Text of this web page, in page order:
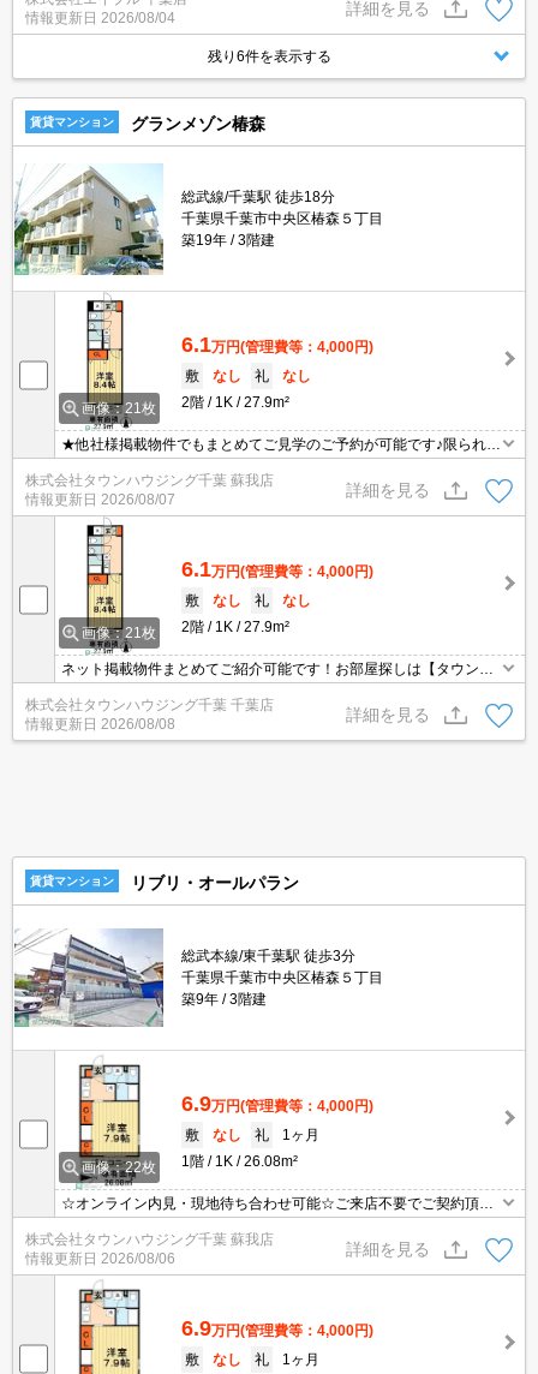
情報更新日 2026/08/04
詳細を見る
残り6件を表示する
賃貸マンション グランメゾン椿森
総武線/千葉駅 徒歩18分
千葉県千葉市中央区椿森５丁目
築19年
3階建
画像：21枚
6.1万円(管理費等：4,000円)
敷
なし 礼
なし
2階
1K 27.9m²
★他社様掲載物件でもまとめてご見学のご予約が可能です♪限られた
お時間の中で効率よくお部屋探しができるようにお手伝いさせてい
ただきます！お気軽にお問合せ下さい♪
株式会社タウンハウジング千葉 蘇我店
情報更新日 2026/08/07
詳細を見る
画像：21枚
6.1万円(管理費等：4,000円)
敷
なし 礼
なし
2階
1K 27.9m²
ネット掲載物件まとめてご紹介可能です！お部屋探しは【タウンハ
ウジング】にお任せください！※オンライン内見・現地待ち合わせ
は事前にご相談ください。
株式会社タウンハウジング千葉 千葉店
情報更新日 2026/08/08
詳細を見る
賃貸マンション リブリ・オールパラン
総武本線/東千葉駅 徒歩3分
千葉県千葉市中央区椿森５丁目
築9年
3階建
画像：22枚
6.9万円(管理費等：4,000円)
敷
なし 礼
1ヶ月
1階
1K 26.08m²
☆オンライン内見・現地待ち合わせ可能☆ご来店不要でご契約頂く
事も可能です！お部屋探しは【タウンハウジング蘇我店】にお任せ
ください！
株式会社タウンハウジング千葉 蘇我店
情報更新日 2026/08/06
詳細を見る
6.9万円(管理費等：4,000円)
敷
なし 礼
1ヶ月